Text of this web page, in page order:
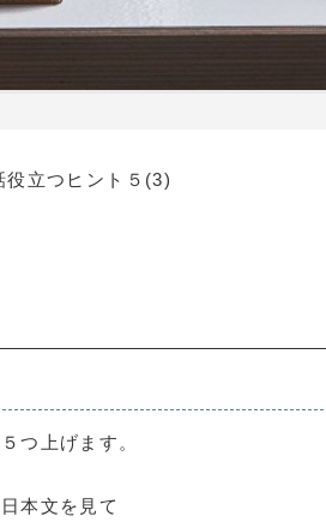
役立つヒント５(3)
つ上げます。
本文を見て